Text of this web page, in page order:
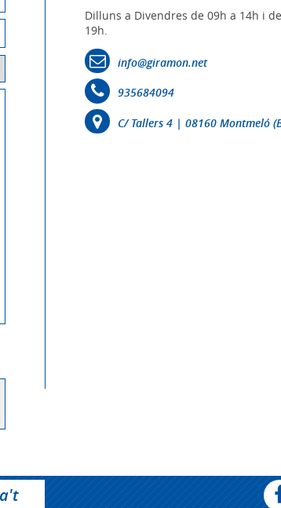
Dilluns a Divendres de 09h a 14h i
19h.
info@giramon.net
935684094
C/ Tallers 4 | 08160 Montmeló